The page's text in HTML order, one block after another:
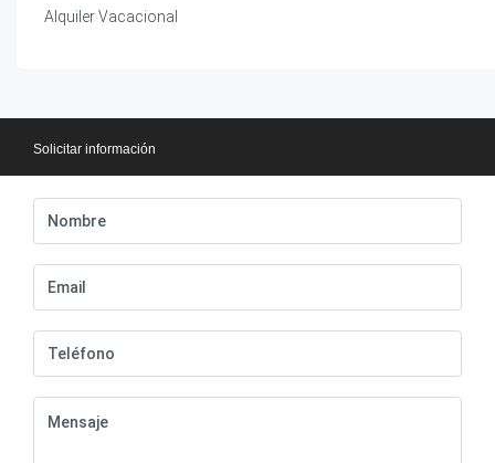
Alquiler Vacacional
Solicitar información